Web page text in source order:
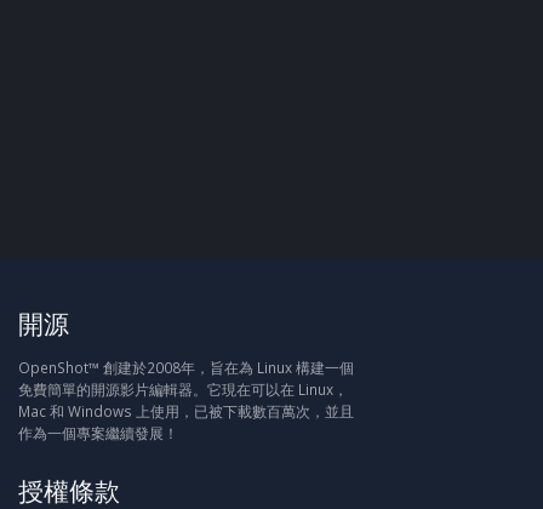
開源
OpenShot™ 創建於2008年，旨在為 Linux 構建一個
免費簡單的開源影片編輯器。它現在可以在 Linux，
Mac 和 Windows 上使用，已被下載數百萬次，並且
作為一個專案繼續發展！
授權條款